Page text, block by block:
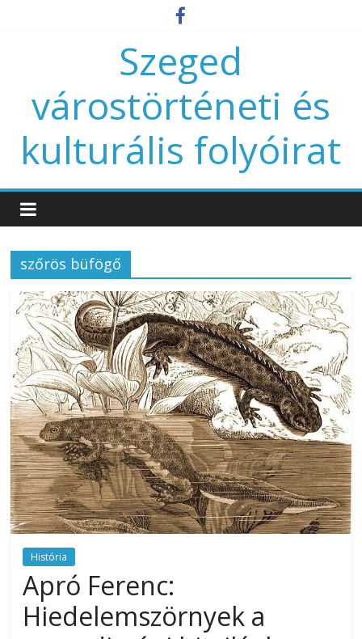
Szeged
várostörténeti és
kulturális folyóirat
szőrös büfögő
História
Apró Ferenc:
Hiedelemszörnyek a